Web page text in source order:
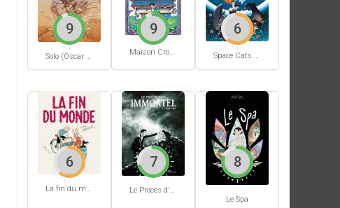
Solo (Oscar Martin) #1
9
Maison Croâ Croâ
9
Space Cats #1
6
La fin du monde (Stanislas)
6 7
Le Spa
8